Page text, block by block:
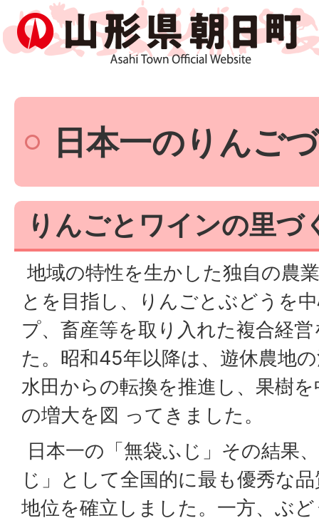
日本一のりんご
りんごとワインの里づ
地域の特性を生かした独自の農
とを目指し、りんごとぶどうを
プ、畜産等を取り入れた複合経
た。昭和45年以降は、遊休農地
水田からの転換を推進し、果樹
の増大を図 ってきました。
日本一の「無袋ふじ」その結果
じ」として全国的に最も優秀な
地位を確立しました。一方、ぶ